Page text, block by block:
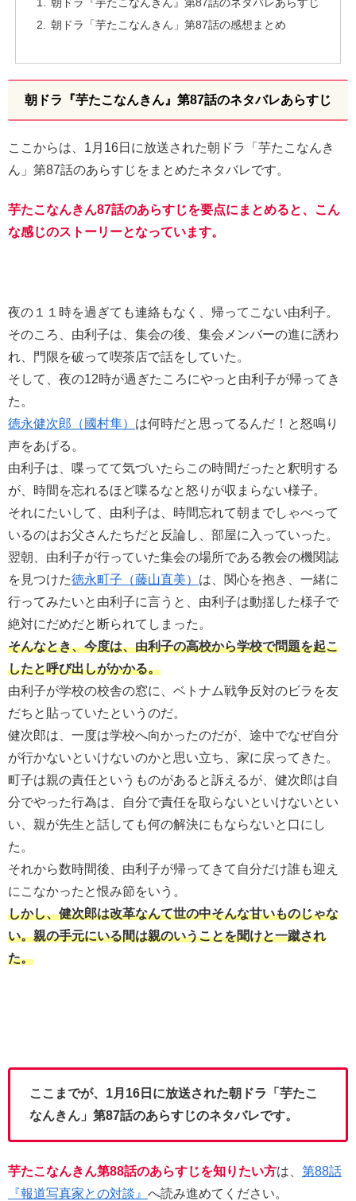
朝ドラ『芋たこなんきん』第87話のネタバレあらすじ
朝ドラ「芋たこなんきん」第87話の感想まとめ
朝ドラ『芋たこなんきん』第87話のネタバレあらすじ
ここからは、1月16日に放送された朝ドラ「芋たこなんき
ん」第87話のあらすじをまとめたネタバレです。
芋たこなんきん87話のあらすじを要点にまとめると、こん
な感じのストーリーとなっています。
夜の１１時を過ぎても連絡もなく、帰ってこない由利子。
そのころ、由利子は、集会の後、集会メンバーの進に誘わ
れ、門限を破って喫茶店で話をしていた。
そして、夜の12時が過ぎたころにやっと由利子が帰ってき
た。
徳永健次郎（國村隼） は何時だと思ってるんだ！と怒鳴り
声をあげる。
由利子は、喋ってて気づいたらこの時間だったと釈明する
が、時間を忘れるほど喋るなと怒りが収まらない様子。
それにたいして、由利子は、時間忘れて朝までしゃべって
いるのはお父さんたちだと反論し、部屋に入っていった。
翌朝、由利子が行っていた集会の場所である教会の機関誌
を見つけた徳永町子（藤山直美） は、関心を抱き、一緒に
行ってみたいと由利子に言うと、由利子は動揺した様子で
絶対にだめだと断られてしまった。
そんなとき、今度は、由利子の高校から学校で問題を起こ
したと呼び出しがかかる。
由利子が学校の校舎の窓に、ベトナム戦争反対のビラを友
だちと貼っていたというのだ。
健次郎は、一度は学校へ向かったのだが、途中でなぜ自分
が行かないといけないのかと思い立ち、家に戻ってきた。
町子は親の責任というものがあると訴えるが、健次郎は自
分でやった行為は、自分で責任を取らないといけないとい
い、親が先生と話しても何の解決にもならないと口にし
た。
それから数時間後、由利子が帰ってきて自分だけ誰も迎え
にこなかったと恨み節をいう。
しかし、健次郎は改革なんて世の中そんな甘いものじゃな
い。親の手元にいる間は親のいうことを聞けと一蹴され
た。
ここまでが、1月16日に放送された朝ドラ「芋たこ
なんきん」第87話のあらすじのネタバレです。
芋たこなんきん第88話のあらすじを知りたい方は、 第88話
『報道写真家との対談』 へ読み進めてください。